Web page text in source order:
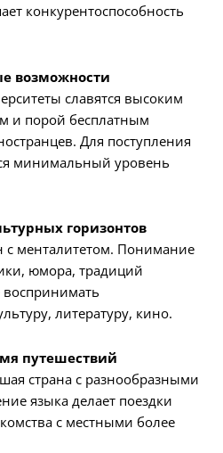
конкурентоспособность
возможности
славятся высоким
и порой бесплатным
Для поступления
минимальный уровень
горизонтов
с менталитетом. Понимание
юмора, традиций
воспринимать
литературу, кино.
путешествий
страна с разнообразными
языка делает поездки
с местными более